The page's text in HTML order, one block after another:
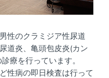
性のクラミジア性尿道
道炎、亀頭包皮炎(カン
療を行っています。
性病の即日検査は行って